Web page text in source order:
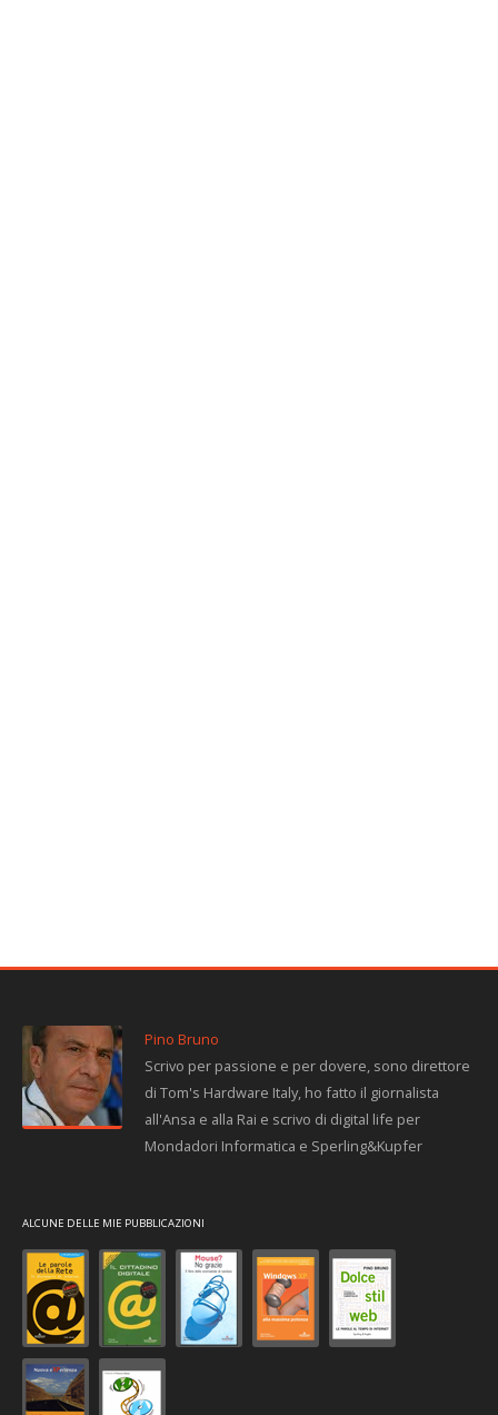
Pino Bruno
Scrivo per passione e per dovere, sono direttore
di Tom's Hardware Italy, ho fatto il giornalista
all'Ansa e alla Rai e scrivo di digital life per
Mondadori Informatica e Sperling&Kupfer
ALCUNE DELLE MIE PUBBLICAZIONI